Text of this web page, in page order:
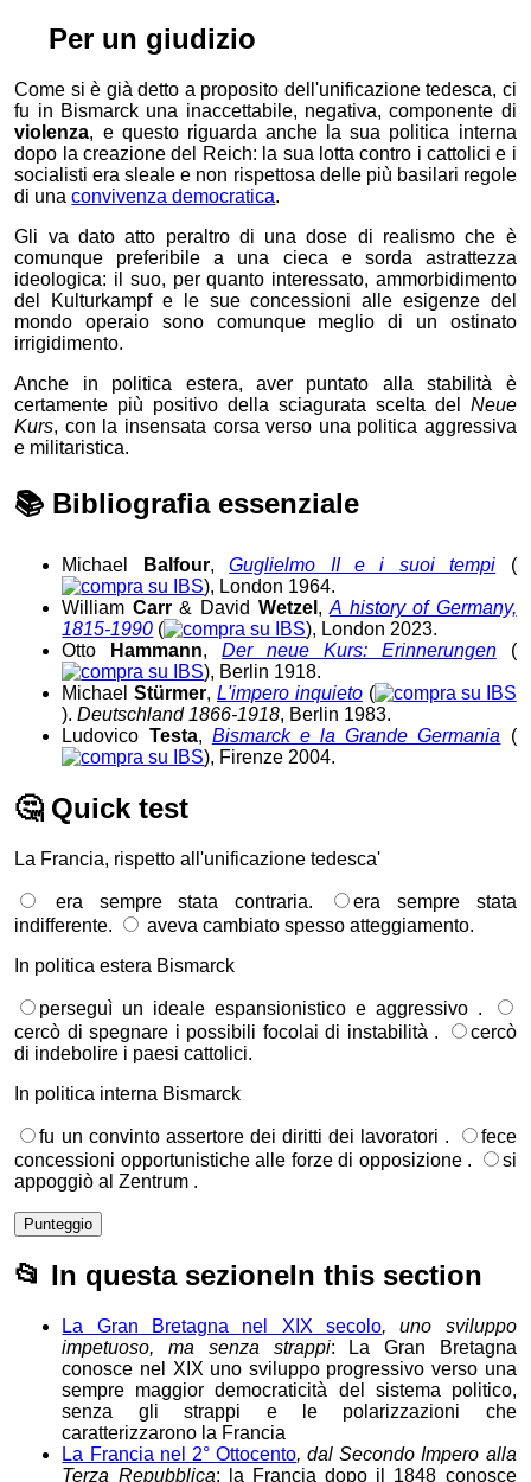
Per un giudizio
Come si è già detto a proposito dell'unificazione tedesca, ci
fu in Bismarck una inaccettabile, negativa, componente di
violenza, e questo riguarda anche la sua politica interna
dopo la creazione del Reich: la sua lotta contro i cattolici e i
socialisti era sleale e non rispettosa delle più basilari regole
di unaconvivenza democratica.
Gli va dato atto peraltro di una dose di realismo che è
comunque preferibile a una cieca e sorda astrattezza
ideologica: il suo, per quanto interessato, ammorbidimento
del Kulturkampf e le sue concessioni alle esigenze del
mondo operaio sono comunque meglio di un ostinato
irrigidimento.
Anche in politica estera, aver puntato alla stabilità è
certamente più positivo della sciagurata scelta del Neue
Kurs, con la insensata corsa verso una politica aggressiva
e militaristica.
📚 Bibliografia essenziale
Michael Balfour,Guglielmo II e i suoi tempi (
), London 1964.
William Carr& David Wetzel ,A history of Germany,
1815-1990 (
), London 2023.
Otto
Hammann,Der neue Kurs: Erinnerungen(
), Berlin 1918.
MichaelStürmer,L'impero inquieto(
).Deutschland 1866-1918, Berlin 1983.
Ludovico Testa, Bismarck e la Grande Germania (
), Firenze 2004.
🤔Quick test
La Francia, rispetto all'unificazione tedesca'
era sempre stata contraria.
era sempre stata
indifferente.
aveva cambiato spesso atteggiamento.
In politica estera Bismarck
perseguì un ideale espansionistico e aggressivo .
cercò di spegnare i possibili focolai di instabilità .
cercò
di indebolire i paesi cattolici.
In politica interna Bismarck
fu un convinto assertore dei diritti dei lavoratori .
fece
concessioni opportunistiche alle forze di opposizione .
si
appoggiò al Zentrum .
Punteggio
📂 In questa sezioneIn this section
La Gran Bretagna nel XIX secolo, uno sviluppo
impetuoso, ma senza strappi: La Gran Bretagna
conosce nel XIX uno sviluppo progressivo verso una
sempre maggior democraticità del sistema politico,
senza gli strappi e le polarizzazioni che
caratterizzarono la Francia
La Francia nel 2° Ottocento, dal Secondo Impero alla
Terza Repubblica: la Francia dopo il 1848 conosce